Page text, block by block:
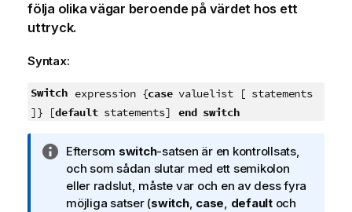
följa olika vägar beroende på värdet hos ett
uttryck.
Syntax:
Switch expression {casevaluelist [ statements
]} [defaultstatements] end switch
A
n
t
e
Eftersom switch-satsen är en kontrollsats,
och som sådan slutar med ett semikolon
eller radslut, måste var och en av dess fyra
möjliga satser (switch, case, defaultoch